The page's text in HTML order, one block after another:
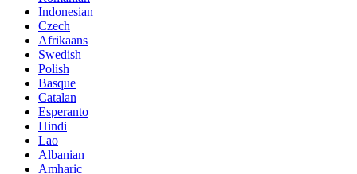
Indonesian
Czech
Afrikaans
Swedish
Polish
Basque
Catalan
Esperanto
Hindi
Lao
Albanian
Amharic